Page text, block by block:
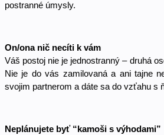
postranné úmysly.
On/ona nič necíti k vám
Váš postoj nie je jednostranný – druhá
Nie je do vás zamilovaná a ani tajne
svojim partnerom a dáte sa do vzťahu s
Neplánujete byť “kamoši s výhodami”